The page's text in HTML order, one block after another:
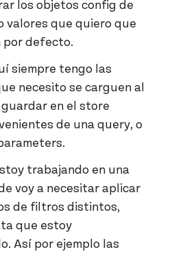
los objetos config de
valores que quiero que
por defecto.
siempre tengo las
necesito se carguen al
guardar en el store
de una query, o
trabajando en una
voy a necesitar aplicar
de filtros distintos,
que estoy
Así por ejemplo las